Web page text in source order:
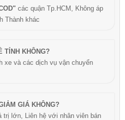
các quận Tp.HCM, Không áp
Thành khác
TỈNH KHÔNG?
xe và các dịch vụ vận chuyển
GIÁ KHÔNG?
trị lớn, Liên hệ với nhân viên bán